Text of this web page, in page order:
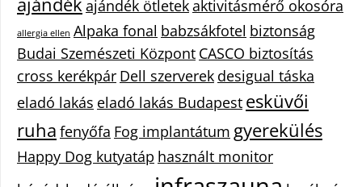
ajándék ötletekaktivitásmérő okosóra
allergia ellen Alpaka fonal babzsákfotel biztonság
Budai Szemészeti Központ CASCO biztosítás
cross kerékpár Dell szerverek desigual táska
eladó lakás eladó lakás Budapest esküvői
ruha fenyőfa Fog implantátum gyerekülés
Happy Dog kutyatáp használt monitor